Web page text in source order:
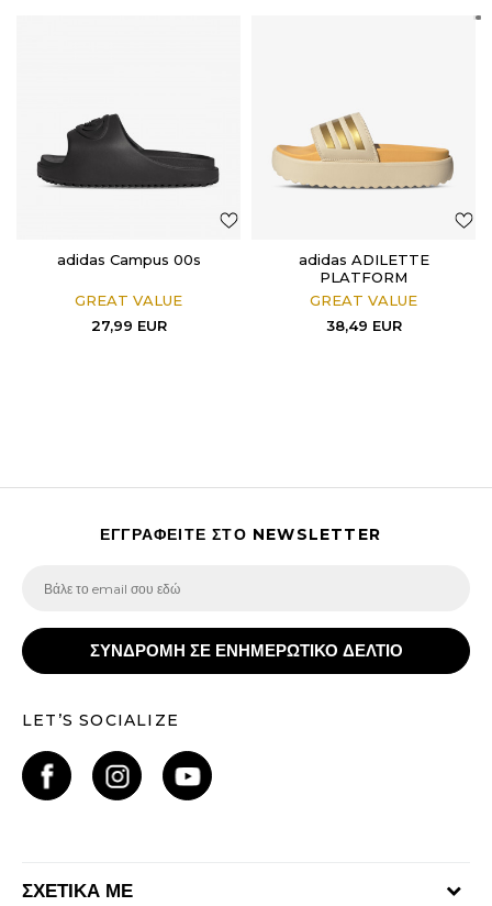
adidas Campus 00s
GREAT VALUE
27,99 EUR
adidas ADILETTE
PLATFORM
GREAT VALUE
38,49 EUR
ΕΓΓΡΑΦΕΙΤΕ ΣΤΟ NEWSLETTER
ΣΥΝΔΡΟΜΗ ΣΕ ΕΝΗΜΕΡΩΤΙΚΟ ΔΕΛΤΙΟ
LET’S SOCIALIZE
ΣΧΕΤΙΚΑ ΜΕ